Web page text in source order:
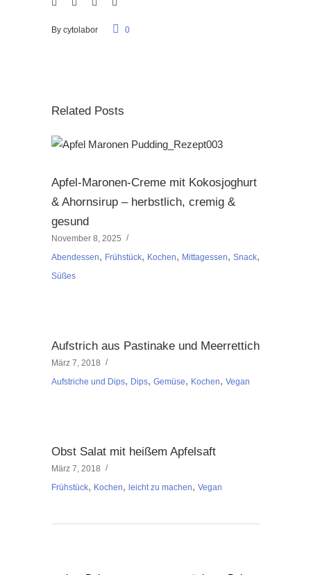
By cytolabor 0
Related Posts
Apfel-Maronen-Creme mit Kokosjoghurt
& Ahornsirup – herbstlich, cremig &
gesund
November 8, 2025
Abendessen, Frühstück, Kochen, Mittagessen, Snack,
Süßes
Aufstrich aus Pastinake und Meerrettich
März 7, 2018
Aufstriche und Dips, Dips, Gemüse, Kochen, Vegan
Obst Salat mit heißem Apfelsaft
März 7, 2018
Frühstück, Kochen, leicht zu machen, Vegan